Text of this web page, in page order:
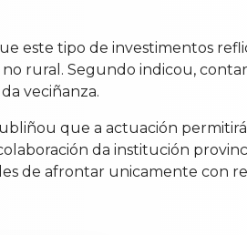
este tipo de investimentos
rural. Segundo indicou,
veciñanza.
que a actuación
da institución
de afrontar unicamente con